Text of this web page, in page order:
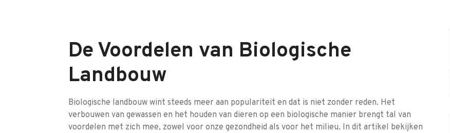
De Voordelen van Biologische
Landbouw
Biologische landbouw wint steeds meer aan populariteit en dat is niet zonder reden. Het
verbouwen van gewassen en het houden van dieren op een biologische manier brengt tal van
voordelen met zich mee, zowel voor onze gezondheid als voor het milieu. In dit artikel bekijken